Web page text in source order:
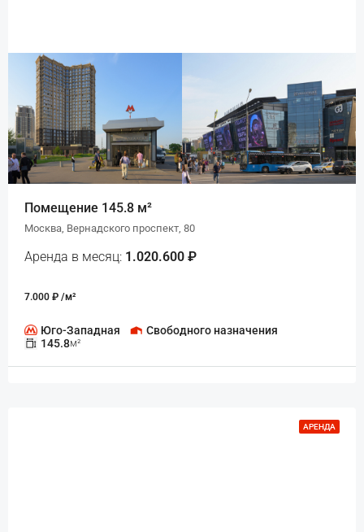
Помещение 145.8 м²
Москва, Вернадского проспект, 80
Аренда в месяц: 1.020.600 ₽
7.000 ₽ /м²
Юго-Западная
Свободного назначения
145.8м²
АРЕНДА